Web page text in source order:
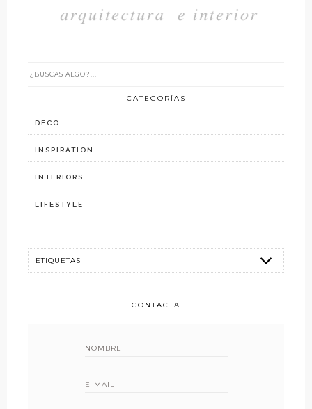
CATEGORÍAS
DECO
INSPIRATION
INTERIORS
LIFESTYLE
CONTACTA